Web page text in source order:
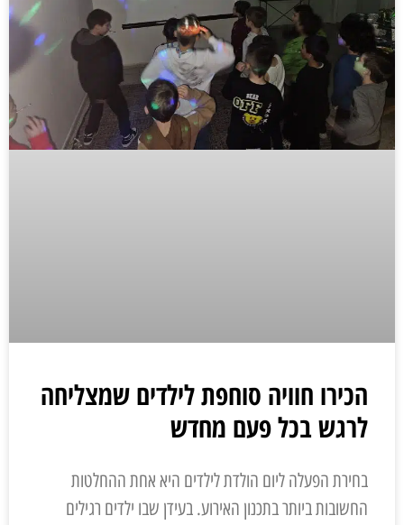
הכירו חוויה סוחפת לילדים שמצליחה
לרגש בכל פעם מחדש
בחירת הפעלה ליום הולדת לילדים היא אחת ההחלטות
החשובות ביותר בתכנון האירוע. בעידן שבו ילדים רגילים